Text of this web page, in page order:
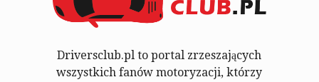
Driversclub.pl to portal zrzeszających
wszystkich fanów motoryzacji, którzy